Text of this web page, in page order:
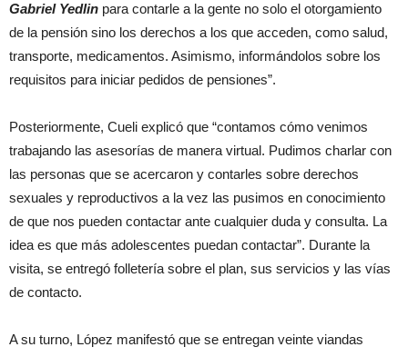
Gabriel Yedlin para contarle a la gente no solo el otorgamiento
de la pensión sino los derechos a los que acceden, como salud,
transporte, medicamentos. Asimismo, informándolos sobre los
requisitos para iniciar pedidos de pensiones”.
Posteriormente, Cueli explicó que “contamos cómo venimos
trabajando las asesorías de manera virtual. Pudimos charlar con
las personas que se acercaron y contarles sobre derechos
sexuales y reproductivos a la vez las pusimos en conocimiento
de que nos pueden contactar ante cualquier duda y consulta. La
idea es que más adolescentes puedan contactar”. Durante la
visita, se entregó folletería sobre el plan, sus servicios y las vías
de contacto.
A su turno, López manifestó que se entregan veinte viandas